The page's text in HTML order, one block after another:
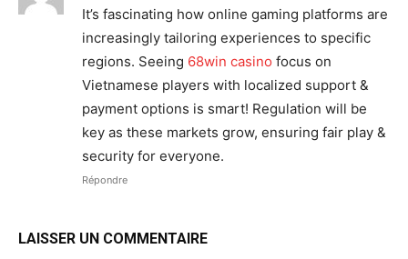
It’s fascinating how online gaming platforms are
increasingly tailoring experiences to specific
regions. Seeing 68win casino focus on
Vietnamese players with localized support &
payment options is smart! Regulation will be
key as these markets grow, ensuring fair play &
security for everyone.
Répondre
LAISSER UN COMMENTAIRE